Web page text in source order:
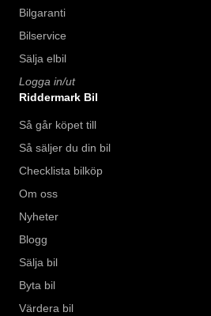
Bilgaranti
Bilservice
Sälja elbil
Logga in/ut
Riddermark Bil
Så går köpet till
Så säljer du din bil
Checklista bilköp
Om oss
Nyheter
Blogg
Sälja bil
Byta bil
Värdera bil